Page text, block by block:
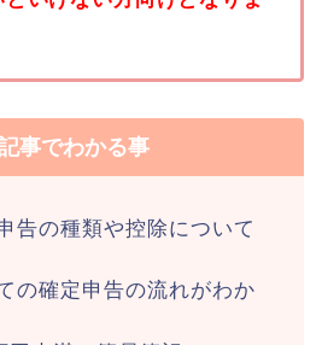
事でわかる事
告の種類や控除について
の確定申告の流れがわか